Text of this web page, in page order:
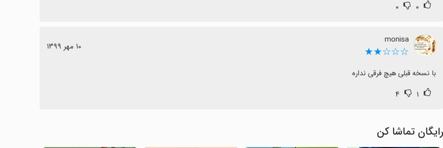
۰ ۰
monisa
☆☆☆★★ ١٠ مهر ١٣٩٩
با نسخه قبلی هیچ فرقی نداره
۱ ۴
رایگان تماشا کن